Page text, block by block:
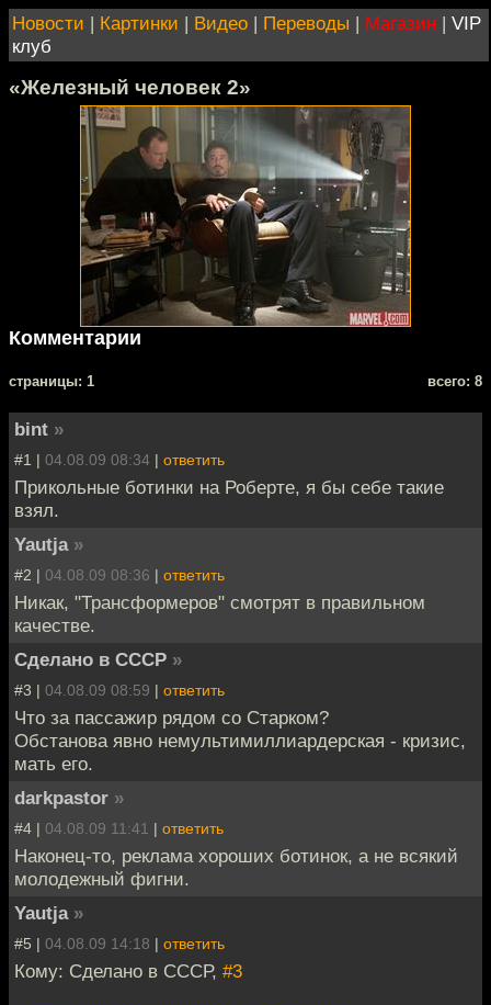
Новости | Картинки | Видео | Переводы | Магазин | VIP
клуб
«Железный человек 2»
Комментарии
cтраницы: 1 всего: 8
bint »
#1 | 04.08.09 08:34 | ответить
Прикольные ботинки на Роберте, я бы себе такие
взял.
Yautja »
#2 | 04.08.09 08:36 | ответить
Никак, "Трансформеров" смотрят в правильном
качестве.
Сделано в СССР »
#3 | 04.08.09 08:59 | ответить
Что за пассажир рядом со Старком?
Обстанова явно немультимиллиардерская - кризис,
мать его.
darkpastor »
#4 | 04.08.09 11:41 | ответить
Наконец-то, реклама хороших ботинок, а не всякий
молодежный фигни.
Yautja »
#5 | 04.08.09 14:18 | ответить
Кому: Сделано в СССР, #3